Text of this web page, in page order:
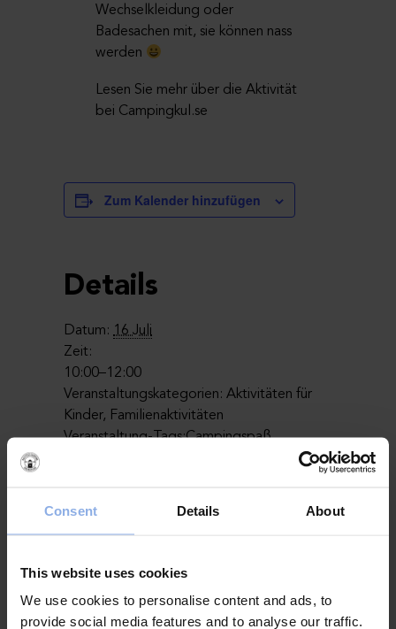
Consent Details About
This website uses cookies
We use cookies to personalise content and ads, to
provide social media features and to analyse our traffic.
Wechselkleidung oder
Badesachen mit, sie können nass
werden
Lesen Sie mehr über die Aktivität
bei Campingkul.se
Zum Kalender hinzufügen
Details
Datum: 16 Juli
Zeit:
10:00–12:00
Veranstaltungskategorien: Aktivitäten für
Kinder, Familienaktivitäten
Veranstaltung-Tags:Campingspaß,
Veranstaltungsort
Stranden